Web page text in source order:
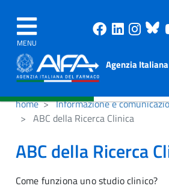
MENU
Facebook
Agenzia
home
Informazione e
ABC della Ricerca Clinica
ABC della Ricerca
Come funziona uno studio clinico?